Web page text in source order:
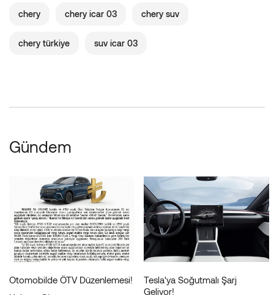
chery chery icar 03 chery suv
chery türkiye suv icar 03
Gündem
Otomobilde ÖTV Düzenlemesi!
Tesla'ya Soğutmalı Şarj
Geliyor!